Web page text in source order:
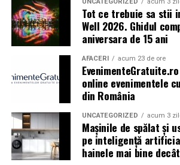
TRAILER:https://bit.ly/InPieleaMea
Site oficial:
inpieleamea.ro
Mai multe detalii, imagini de la filmări,
film, declarații din partea actorilor și
concursuri sunt disponibile pe paginile
filmului deFacebook,Instagram,
Adrian Pădurețu semnează imaginea
s-a ocupat Bogdan Ivanovici, de
Tot ce trebuie sa stii
Well 2026. Ghidul
aniversara de 15 ani
AFACERI acum 23 de ore
online evenimentele
din România
UNCATEGORIZED acum 3
Mașinile de spălat și
pe inteligență
hainele mai bine